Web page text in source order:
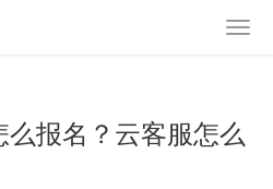
报名？云客服怎么